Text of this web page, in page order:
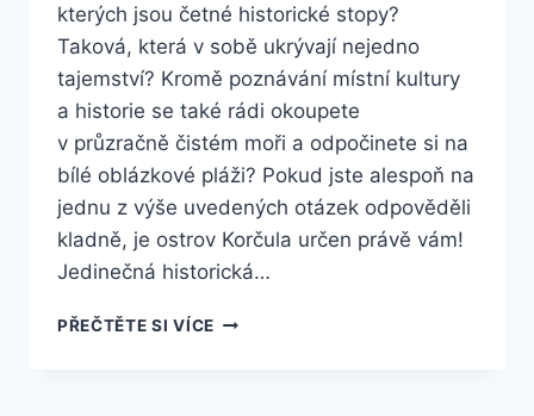
kterých jsou četné historické stopy?
Taková, která v sobě ukrývají nejedno
tajemství? Kromě poznávání místní kultury
a historie se také rádi okoupete
v průzračně čistém moři a odpočinete si na
bílé oblázkové pláži? Pokud jste alespoň na
jednu z výše uvedených otázek odpověděli
kladně, je ostrov Korčula určen právě vám!
Jedinečná historická…
PŘEČTĚTE SI VÍCEKORČULA